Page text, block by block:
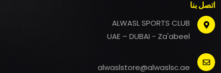
اتصل بنا
ALWASL SPORTS CLUB
UAE – DUBAI - Za'abeel
alwaslstore@alwaslsc.ae